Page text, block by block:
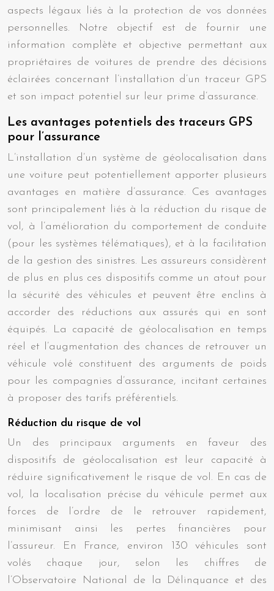
aspects légaux liés à la protection de vos données
personnelles. Notre objectif est de fournir une
information complète et objective permettant aux
propriétaires de voitures de prendre des décisions
éclairées concernant l’installation d’un traceur GPS
et son impact potentiel sur leur prime d’assurance.
Les avantages potentiels des traceurs GPS
pour l’assurance
L’installation d’un système de géolocalisation dans
une voiture peut potentiellement apporter plusieurs
avantages en matière d’assurance. Ces avantages
sont principalement liés à la réduction du risque de
vol, à l’amélioration du comportement de conduite
(pour les systèmes télématiques), et à la facilitation
de la gestion des sinistres. Les assureurs considèrent
de plus en plus ces dispositifs comme un atout pour
la sécurité des véhicules et peuvent être enclins à
accorder des réductions aux assurés qui en sont
équipés. La capacité de géolocalisation en temps
réel et l’augmentation des chances de retrouver un
véhicule volé constituent des arguments de poids
pour les compagnies d’assurance, incitant certaines
à proposer des tarifs préférentiels.
Réduction du risque de vol
Un des principaux arguments en faveur des
dispositifs de géolocalisation est leur capacité à
réduire significativement le risque de vol. En cas de
vol, la localisation précise du véhicule permet aux
forces de l’ordre de le retrouver rapidement,
minimisant ainsi les pertes financières pour
l’assureur. En France, environ 130 véhicules sont
volés chaque jour, selon les chiffres de
l’Observatoire National de la Délinquance et des